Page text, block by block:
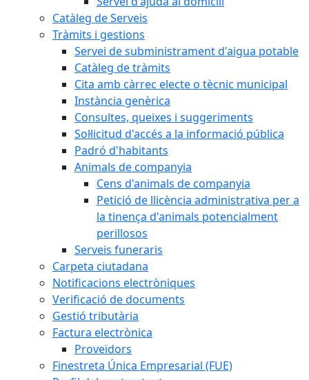
Catàleg de Serveis
Tràmits i gestions
Servei de subministrament d'aigua potable
Catàleg de tràmits
Cita amb càrrec electe o tècnic municipal
Instància genèrica
Consultes, queixes i suggeriments
Sol·licitud d'accés a la informació pública
Padró d'habitants
Animals de companyia
Cens d'animals de companyia
Petició de llicència administrativa per a
la tinença d'animals potencialment
perillosos
Serveis funeraris
Carpeta ciutadana
Notificacions electròniques
Verificació de documents
Gestió tributària
Factura electrònica
Proveïdors
Finestreta Única Empresarial (FUE)